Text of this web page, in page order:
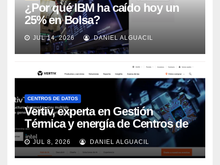
¿Por qué IBM ha caído hoy un
25% en Bolsa?
JUL 14, 2026 DANIEL ALGUACIL
CENTROS DE DATOS
Vertiv, experta en Gestión
Térmica y energía de Centros de
Datos, sigue su crecimiento
imparable
JUL 8, 2026 DANIEL ALGUACIL